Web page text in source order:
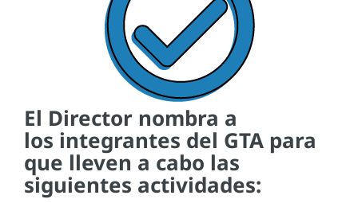
El Director nombra a
los integrantes del GTA para
que lleven a cabo las
siguientes actividades: